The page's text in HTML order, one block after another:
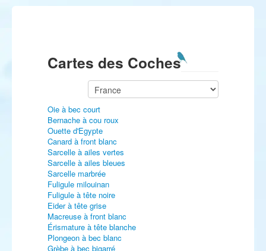
Cartes des Coches
Oie à bec court
Bernache à cou roux
Ouette d'Egypte
Canard à front blanc
Sarcelle à ailes vertes
Sarcelle à ailes bleues
Sarcelle marbrée
Fuligule milouinan
Fuligule à tête noire
Eider à tête grise
Macreuse à front blanc
Érismature à tête blanche
Plongeon à bec blanc
Grèbe à bec bigarré